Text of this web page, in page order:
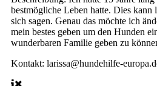
bestmögliche Leben hatte. Dies
sich sagen. Genau das möchte ich
mein bestes geben um den Hunden
wunderbaren Familie geben zu
Kontakt: larissa@hundehilfe-